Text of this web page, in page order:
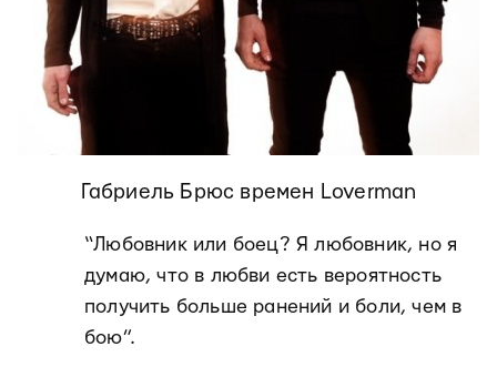
Габриель Брюс времен Loverman
“Любовник или боец? Я любовник, но я
думаю, что в любви есть вероятность
получить больше ранений и боли, чем в
бою”.